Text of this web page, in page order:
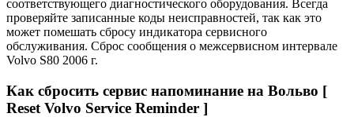
соответствующего диагностического оборудования. Всегда
проверяйте записанные коды неисправностей, так как это
может помешать сбросу индикатора сервисного
обслуживания. Сброс сообщения о межсервисном интервале
Volvo S80 2006 г.
Как сбросить сервис напоминание на Вольво [
Reset Volvo Service Reminder ]